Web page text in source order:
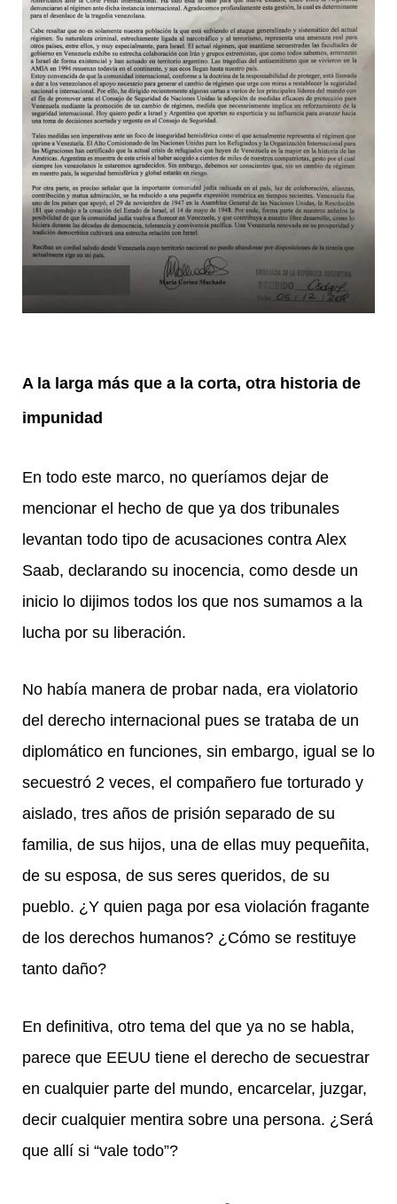
A la larga más que a la corta, otra historia de
impunidad
En todo este marco, no queríamos dejar de
mencionar el hecho de que ya dos tribunales
levantan todo tipo de acusaciones contra Alex
Saab, declarando su inocencia, como desde un
inicio lo dijimos todos los que nos sumamos a la
lucha por su liberación.
No había manera de probar nada, era violatorio
del derecho internacional pues se trataba de un
diplomático en funciones, sin embargo, igual se lo
secuestró 2 veces, el compañero fue torturado y
aislado, tres años de prisión separado de su
familia, de sus hijos, una de ellas muy pequeñita,
de su esposa, de sus seres queridos, de su
pueblo. ¿Y quien paga por esa violación fragante
de los derechos humanos? ¿Cómo se restituye
tanto daño?
En definitiva, otro tema del que ya no se habla,
parece que EEUU tiene el derecho de secuestrar
en cualquier parte del mundo, encarcelar, juzgar,
decir cualquier mentira sobre una persona. ¿Será
que allí si “vale todo”?